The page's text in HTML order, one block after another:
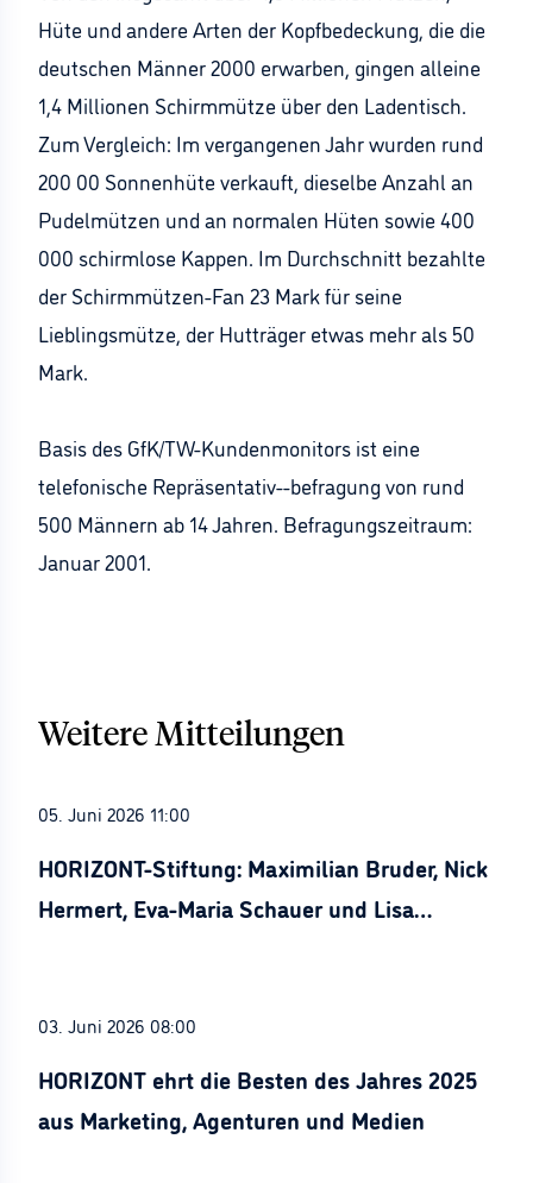
Hüte und andere Arten der Kopfbedeckung, die die
deutschen Männer 2000 erwarben, gingen alleine
1,4 Millionen Schirmmütze über den Ladentisch.
Zum Vergleich: Im vergangenen Jahr wurden rund
200 00 Sonnenhüte verkauft, dieselbe Anzahl an
Pudelmützen und an normalen Hüten sowie 400
000 schirmlose Kappen. Im Durchschnitt bezahlte
der Schirmmützen-Fan 23 Mark für seine
Lieblingsmütze, der Hutträger etwas mehr als 50
Mark.
Basis des GfK/TW-Kundenmonitors ist eine
telefonische Repräsentativ--befragung von rund
500 Männern ab 14 Jahren. Befragungszeitraum:
Januar 2001.
Weitere Mitteilungen
05. Juni 2026 11:00
HORIZONT-Stiftung: Maximilian Bruder, Nick
Hermert, Eva-Maria Schauer und Lisa
03. Juni 2026 08:00
HORIZONT ehrt die Besten des Jahres 2025
aus Marketing, Agenturen und Medien